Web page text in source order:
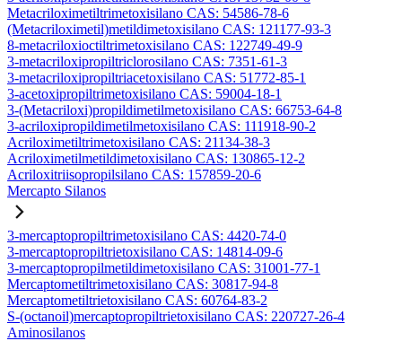
Metacriloximetiltrimetoxisilano CAS: 54586-78-6
(Metacriloximetil)metildimetoxisilano CAS: 121177-93-3
8-metacriloxioctiltrimetoxisilano CAS: 122749-49-9
3-metacriloxipropiltriclorosilano CAS: 7351-61-3
3-metacriloxipropiltriacetoxisilano CAS: 51772-85-1
3-acetoxipropiltrimetoxisilano CAS: 59004-18-1
3-(Metacriloxi)propildimetilmetoxisilano CAS: 66753-64-8
3-acriloxipropildimetilmetoxisilano CAS: 111918-90-2
Acriloximetiltrimetoxisilano CAS: 21134-38-3
Acriloximetilmetildimetoxisilano CAS: 130865-12-2
Acriloxitriisopropilsilano CAS: 157859-20-6
Mercapto Silanos
3-mercaptopropiltrimetoxisilano CAS: 4420-74-0
3-mercaptopropiltrietoxisilano CAS: 14814-09-6
3-mercaptopropilmetildimetoxisilano CAS: 31001-77-1
Mercaptometiltrimetoxisilano CAS: 30817-94-8
Mercaptometiltrietoxisilano CAS: 60764-83-2
S-(octanoil)mercaptopropiltrietoxisilano CAS: 220727-26-4
Aminosilanos